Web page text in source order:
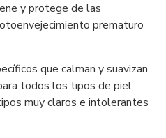
y protege de las
prematuro
que calman y suavizan
todos los tipos de piel,
muy claros e intolerantes